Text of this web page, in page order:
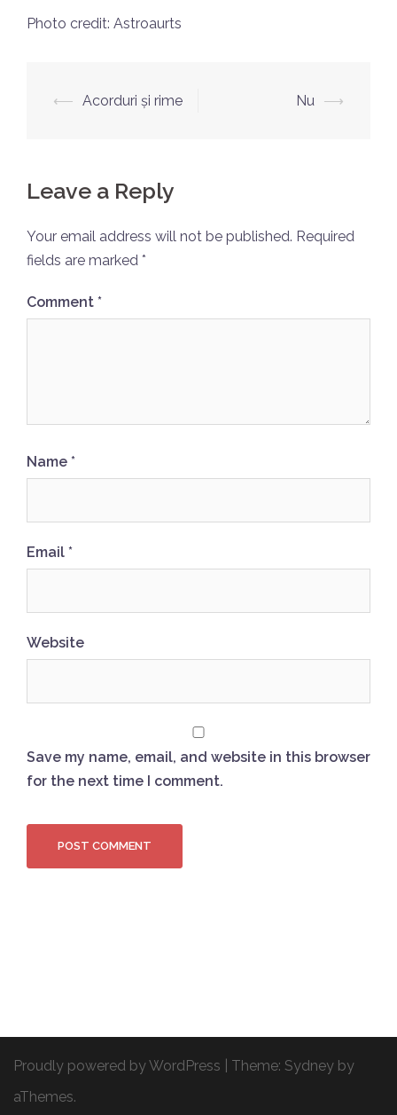
Photo credit: Astroaurts
Post
⟵ Acorduri și rime Nu ⟶
Leave a Reply
Your email address will not be published. Required
fields are marked *
Comment *
Name *
Email *
Website
Save my name, email, and website in this browser
for the next time I comment.
Proudly powered by WordPress Theme: Sydney by
aThemes.